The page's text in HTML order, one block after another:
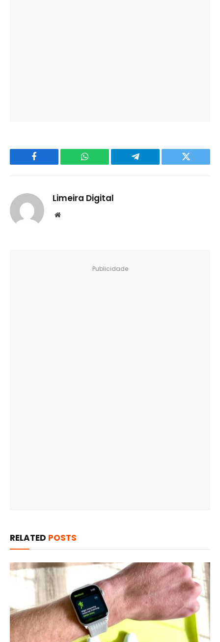
Facebook WhatsApp Telegram Twitter
Limeira Digital
Website
Publicidade
RELATED POSTS